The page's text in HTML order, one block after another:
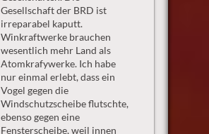
Gesellschaft der BRD ist
irreparabel kaputt.
Winkraftwerke brauchen
wesentlich mehr Land als
Atomkrafywerke. Ich habe
nur einmal erlebt, dass ein
Vogel gegen die
Windschutzscheibe flutschte,
ebenso gegen eine
Fensterscheibe, weil innen